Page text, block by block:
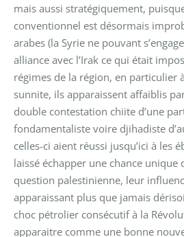
mais aussi stratégiquement,
conventionnel est désormais
arabes (la Syrie ne pouvant
alliance avec l’Irak ce qui était
régimes de la région, en particulier
sunnite, ils apparaissent affaiblis
double contestation chiite d’une
fondamentaliste voire djihadiste
celles-ci aient réussi jusqu’ici à les
laissé échapper une chance unique
question palestinienne, leur
apparaissant plus que jamais
choc pétrolier consécutif à la
apparaitre comme une bonne